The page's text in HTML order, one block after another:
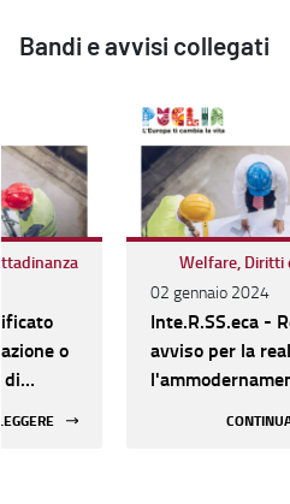
Bandi e avvisi collegati
o
Welfare, Diritti
02 gennaio 2024
Inte.R.SS.eca -
avviso per la